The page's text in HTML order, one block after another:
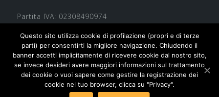
Partita IVA: 02308490974
Contatti Privacy
Cookie
Questo sito utilizza cookie di profilazione (propri e di terze
parti) per consentirti la migliore navigazione. Chiudendo il
banner accetti implicitamente di ricevere cookie dal nostro sito,
se invece desideri avere maggiori informazioni sul trattamento
dei cookie o vuoi sapere come gestire la registrazione dei
cookie nel tuo browser, clicca su "Privacy".